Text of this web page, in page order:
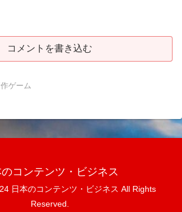
コメントを書き込む
ゲーム
のコンテンツ・ビジネス
日本のコンテンツ・ビジネス All Rights
Reserved.